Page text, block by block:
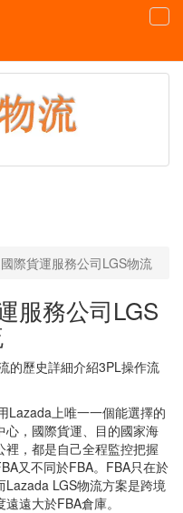
際貨運服務公司LGS物流
服務公司LGS
的歷史詳細介紹3PL操作流
Lazada上唯一一個能選擇的
，國際貨運、目的國家海
，都是自己全程監控把握
又不同於FBA。FBA只在於
LGS物流方案是跨境
遠大於FBA倉庫。